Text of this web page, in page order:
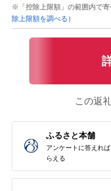
※「控除上限額」の範囲内で
除上限額を調べる）
この返
ふるさと本舗
アンケートに答えれ
らえる